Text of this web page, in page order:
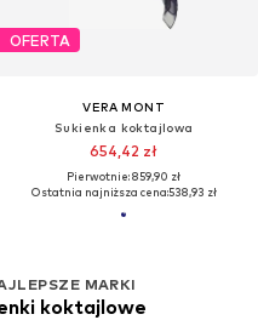
OFERTA
VERA MONT
Sukienka koktajlowa
654,42 zł
Pierwotnie: 859,90 zł
Ostatnia najniższa cena:538,93 zł
MARKI
koktajlowe